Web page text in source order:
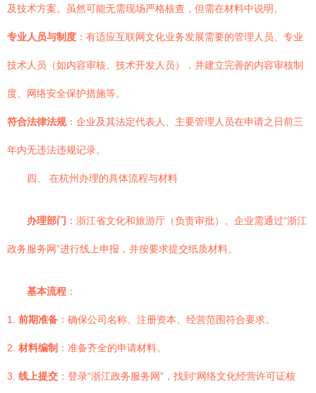
及技术方案。虽然可能无需现场严格核查，但需在材料中说明。
专业人员与制度 ：有适应互联网文化业务发展需要的管理人员、专业
技术人员（如内容审核、技术开发人员），并建立完善的内容审核制
度、网络安全保护措施等。
符合法律法规：企业及其法定代表人、主要管理人员在申请之日前三
年内无违法违规记录。
四、 在杭州办理的具体流程与材料
办理部门 ：浙江省文化和旅游厅（负责审批）。企业需通过“浙江
政务服务网”进行线上申报，并按要求提交纸质材料。
基本流程 ：
1. 前期准备 ：确保公司名称、注册资本、经营范围符合要求。
2. 材料编制 ：准备齐全的申请材料。
3. 线上提交 ：登录“浙江政务服务网”，找到“网络文化经营许可证核